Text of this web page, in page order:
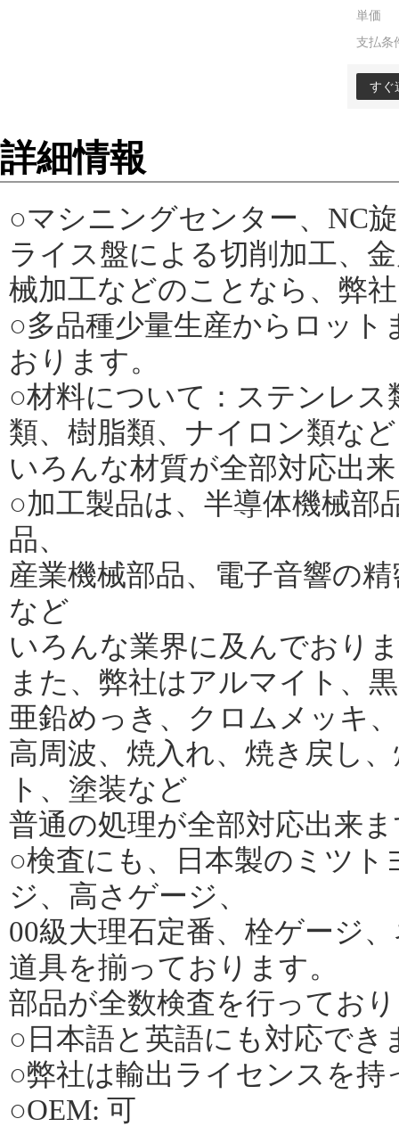
単価
支払条
すぐ
詳細情報
○マシニングセンター、NC
ライス盤による切削加工、
械加工などのことなら、弊
○多品種少量生産からロッ
おります。
○材料について：ステンレ
類、樹脂類、ナイロン類など
いろんな材質が全部対応出
○加工製品は、半導体機械部
品、
産業機械部品、電子音響の
など
いろんな業界に及んでおり
また、弊社はアルマイト、
亜鉛めっき、クロムメッキ、
高周波、焼入れ、焼き戻し
ト、塗装など
普通の処理が全部対応出来
○検査にも、日本製のミツ
ジ、高さゲージ、
00級大理石定番、栓ゲージ
道具を揃っております。
部品が全数検査を行ってお
○日本語と英語にも対応でき
○弊社は輸出ライセンスを持
○OEM: 可